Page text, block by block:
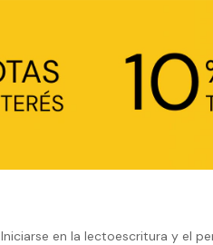
Iniciarse en la lectoescritura y el